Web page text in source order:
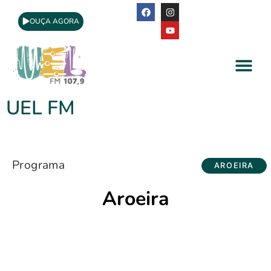
OUÇA AGORA
UEL FM
Programa AROEIRA
Aroeira